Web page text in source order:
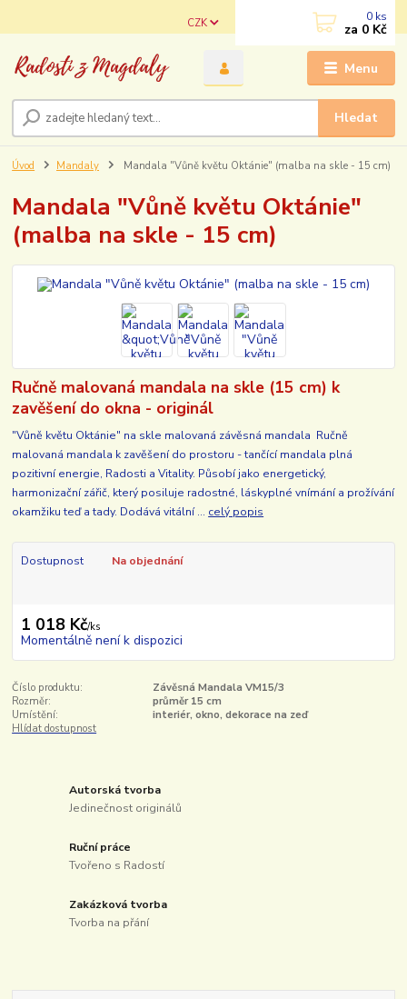
Menu
CZK
Hledat
0 ks
za 0 Kč
Úvod Mandaly Mandala "Vůně květu Oktánie" (malba na skle - 15 cm)
Mandala "Vůně květu Oktánie"
(malba na skle - 15 cm)
Ručně malovaná mandala na skle (15 cm) k
zavěšení do okna - originál
"Vůně květu Oktánie" na skle malovaná závěsná mandala Ručně
malovaná mandala k zavěšení do prostoru - tančící mandala plná
pozitivní energie, Radosti a Vitality. Působí jako energetický,
harmonizační zářič, který posiluje radostné, láskyplné vnímání a prožívání
okamžiku teď a tady. Dodává vitální ... celý popis
Dostupnost Na objednání
1 018 Kč/ks
Momentálně není k dispozici
Číslo produktu:
Závěsná Mandala VM15/3
Rozměr:
průměr 15 cm
Umístění:
interiér, okno, dekorace na zeď
Hlídat dostupnost
Autorská tvorba
Jedinečnost originálů
Ruční práce
Tvořeno s Radostí
Zakázková tvorba
Tvorba na přání